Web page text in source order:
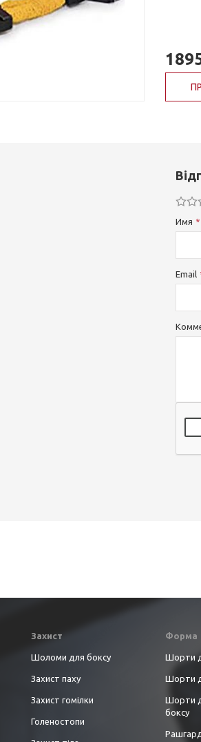
Имя
Email
Захист
Шоломи для боксу
Захист паху
Захист гомілки
Голеностопи
Форма
Шорти
Шорти
Шорти
боксу